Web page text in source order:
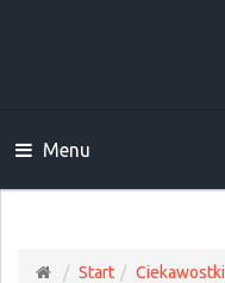
Menu
Start
Ciekawostki